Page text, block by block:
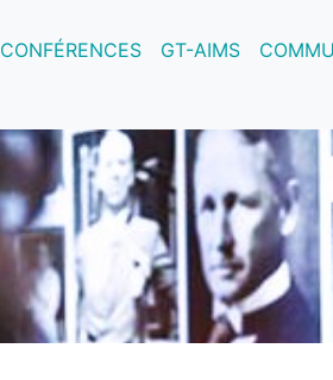
CONFÉRENCES GT-AIMS